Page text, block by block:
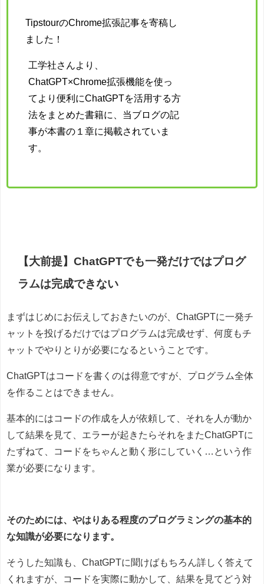
TipstourのChrome拡張記事を寄稿し
ました！
工学社さんより、
ChatGPT×Chrome拡張機能を使っ
てより便利にChatGPTを活用する方
法をまとめた書籍に、当ブログの記
事が本書の１章に掲載されていま
す。
【大前提】ChatGPTでも一発だけではプログ
ラムは完成できない
まずはじめにお伝えしておきたいのが、ChatGPTに一発チ
ャットを投げるだけではプログラムは完成せず、何度もチ
ャットでやりとりが必要になるということです。
ChatGPTはコードを書くのは得意ですが、プログラム全体
を作ることはできません。
基本的にはコードの作成を人が依頼して、それを人が動か
して結果を見て、エラーが起きたらそれをまたChatGPTに
たずねて、コードをちゃんと動く形にしていく…という作
業が必要になります。
そのためには、やはりある程度のプログラミングの基本的
な知識が必要になります。
そうした知識も、ChatGPTに聞けばもちろん詳しく答えて
くれますが、コードを実際に動かして、結果を見てどう対